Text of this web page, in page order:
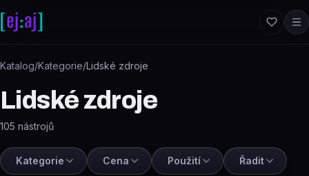
Katalog/Kategorie/Lidské zdroje
Lidské zdroje
105 nástrojů
Kategorie Cena Použití Řadit